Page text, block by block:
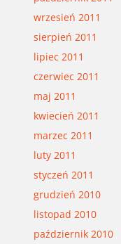
wrzesień 2011
sierpień 2011
lipiec 2011
czerwiec 2011
maj 2011
kwiecień 2011
marzec 2011
luty 2011
styczeń 2011
grudzień 2010
listopad 2010
październik 2010